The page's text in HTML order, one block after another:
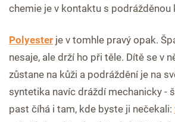
chemie je v kontaktu s podrážděnou
Polyester je v tomhle pravý opak.
nesaje, ale drží ho při těle. Dítě se v
zůstane na kůži a podráždění je na
syntetika navíc dráždí mechanicky -
past číhá i tam, kde byste ji nečekali: